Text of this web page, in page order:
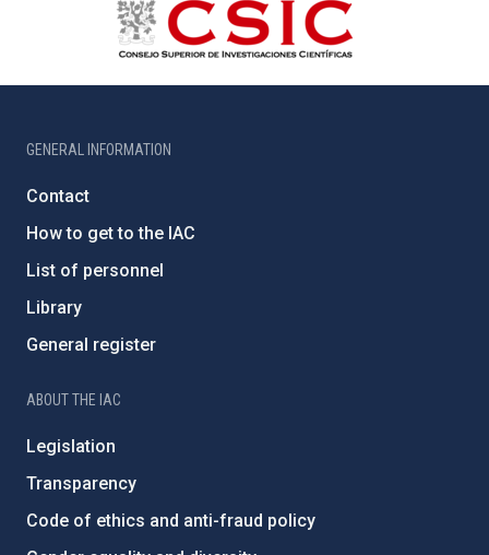
GENERAL INFORMATION
Contact
How to get to the IAC
List of personnel
Library
General register
ABOUT THE IAC
Legislation
Transparency
Code of ethics and anti-fraud policy